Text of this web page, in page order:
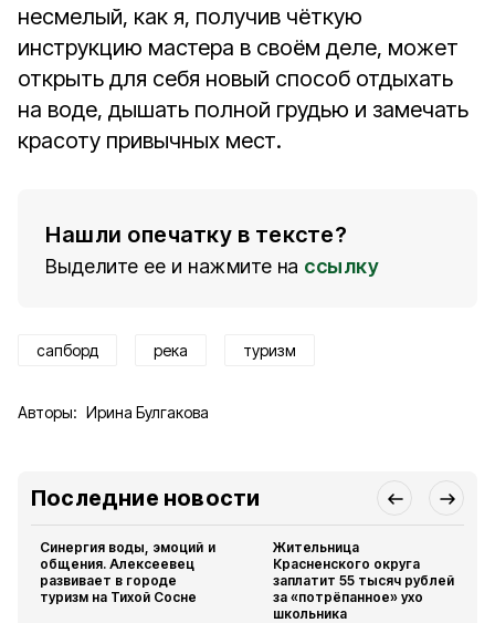
несмелый, как я, получив чёткую
инструкцию мастера в своём деле, может
открыть для себя новый способ отдыхать
на воде, дышать полной грудью и замечать
красоту привычных мест.
Нашли опечатку в тексте?
Выделите ее и нажмите на ссылку
сапборд река туризм
Авторы: Ирина Булгакова
Последние новости
Синергия воды, эмоций и
общения. Алексеевец
развивает в городе
туризм на Тихой Сосне
Жительница
Красненского округа
заплатит 55 тысяч рублей
за «потрёпанное» ухо
школьника